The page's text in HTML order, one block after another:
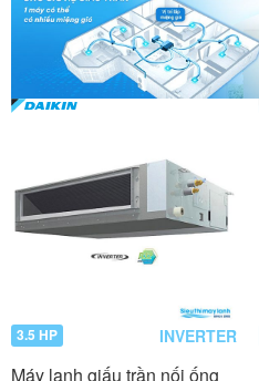
3.5 HP INVERTER
Máy lạnh giấu trần nối ống